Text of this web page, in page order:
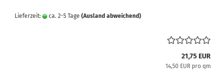
Lieferzeit: ca. 2-5 Tage (Ausland abweichend)
21,75 EUR
14,50 EUR pro qm